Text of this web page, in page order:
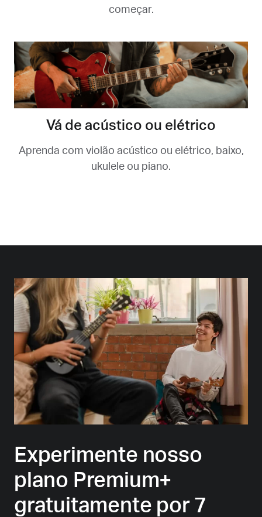
começar.
Vá de acústico ou elétrico
Aprenda com violão acústico ou elétrico, baixo,
ukulele ou piano.
Experimente nosso
plano Premium+
gratuitamente por 7